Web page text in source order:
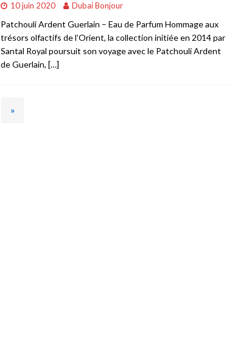
10 juin 2020 Dubai Bonjour
Patchouli Ardent Guerlain – Eau de Parfum Hommage aux
trésors olfactifs de l’Orient, la collection initiée en 2014 par
Santal Royal poursuit son voyage avec le Patchouli Ardent
de Guerlain, […]
»